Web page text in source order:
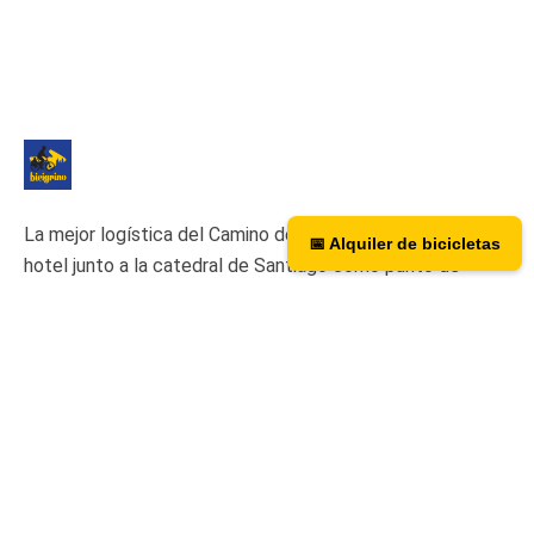
La mejor logística del Camino de Santiago. Tenemos un
hotel junto a la catedral de Santiago como punto de
📅 Alquiler de bicicletas